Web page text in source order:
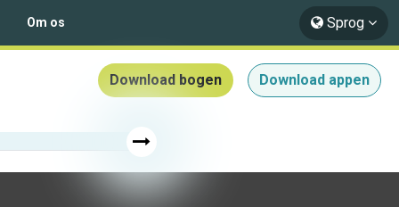
Om os Sprog
Download bogen Download appen